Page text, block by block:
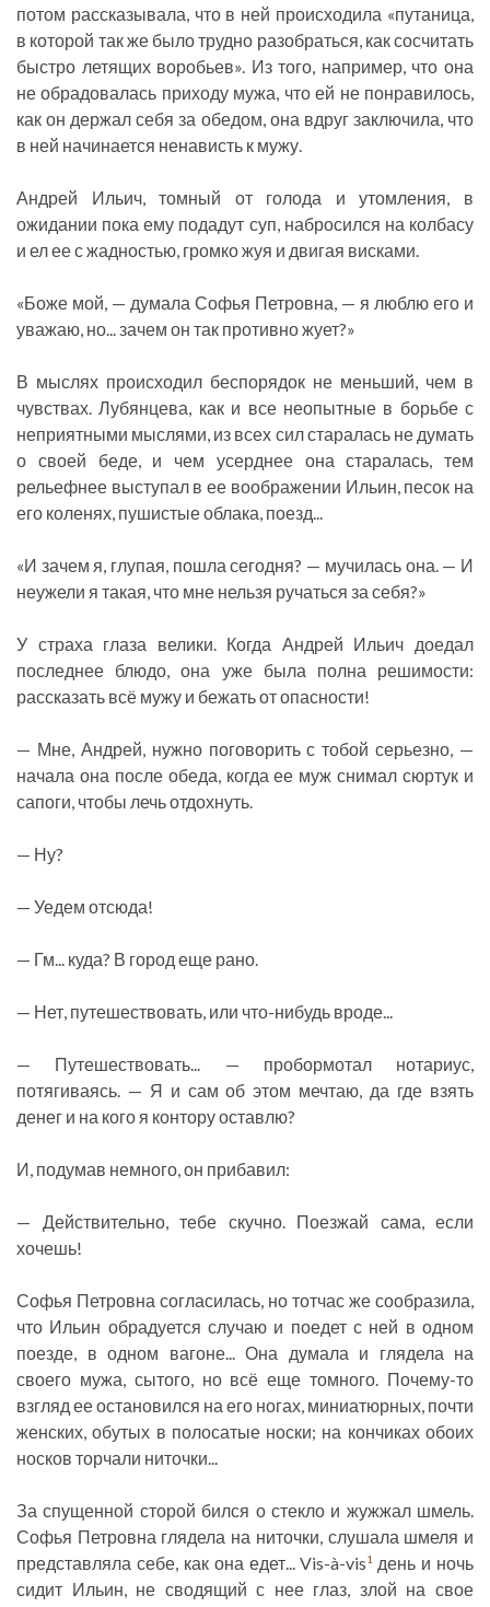
потом рассказывала, что в ней происходила «путаница,
в которой так же было трудно разобраться, как сосчитать
быстро летящих воробьев». Из того, например, что она
не обрадовалась приходу мужа, что ей не понравилось,
как он держал себя за обедом, она вдруг заключила, что
в ней начинается ненависть к мужу.
Андрей Ильич, томный от голода и утомления, в
ожидании пока ему подадут суп, набросился на колбасу
и ел ее с жадностью, громко жуя и двигая висками.
«Боже мой, — думала Софья Петровна, — я люблю его и
уважаю, но... зачем он так противно жует?»
В мыслях происходил беспорядок не меньший, чем в
чувствах. Лубянцева, как и все неопытные в борьбе с
неприятными мыслями, из всех сил старалась не думать
о своей беде, и чем усерднее она старалась, тем
рельефнее выступал в ее воображении Ильин, песок на
его коленях, пушистые облака, поезд...
«И зачем я, глупая, пошла сегодня? — мучилась она. — И
неужели я такая, что мне нельзя ручаться за себя?»
У страха глаза велики. Когда Андрей Ильич доедал
последнее блюдо, она уже была полна решимости:
рассказать всё мужу и бежать от опасности!
— Мне, Андрей, нужно поговорить с тобой серьезно, —
начала она после обеда, когда ее муж снимал сюртук и
сапоги, чтобы лечь отдохнуть.
— Ну?
— Уедем отсюда!
— Гм... куда? В город еще рано.
— Нет, путешествовать, или что-нибудь вроде...
— Путешествовать... — пробормотал нотариус,
потягиваясь. — Я и сам об этом мечтаю, да где взять
денег и на кого я контору оставлю?
И, подумав немного, он прибавил:
— Действительно, тебе скучно. Поезжай сама, если
хочешь!
Софья Петровна согласилась, но тотчас же сообразила,
что Ильин обрадуется случаю и поедет с ней в одном
поезде, в одном вагоне... Она думала и глядела на
своего мужа, сытого, но всё еще томного. Почему-то
взгляд ее остановился на его ногах, миниатюрных, почти
женских, обутых в полосатые носки; на кончиках обоих
носков торчали ниточки...
За спущенной сторой бился о стекло и жужжал шмель.
Софья Петровна глядела на ниточки, слушала шмеля и
представляла себе, как она едет... Vis-à-vis1день и ночь
сидит Ильин, не сводящий с нее глаз, злой на свое